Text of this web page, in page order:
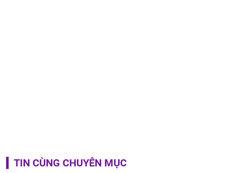
TIN CÙNG CHUYÊN MỤC